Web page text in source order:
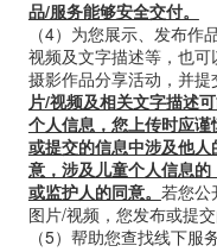
品/服务能够安全交付。
（4）为您展示、发布作
视频及文字描述等，也
摄影作品分享活动，并提
片/视频及相关文字描述
个人信息，您上传时应
或提交的信息中涉及他
意，涉及儿童个人信息
或监护人的同意。 若您公
图片/视频，您发布或提
（5）帮助您查找线下服